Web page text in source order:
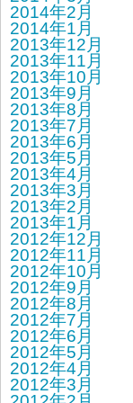
2014年2月
2014年1月
2013年12月
2013年11月
2013年10月
2013年9月
2013年8月
2013年7月
2013年6月
2013年5月
2013年4月
2013年3月
2013年2月
2013年1月
2012年12月
2012年11月
2012年10月
2012年9月
2012年8月
2012年7月
2012年6月
2012年5月
2012年4月
2012年3月